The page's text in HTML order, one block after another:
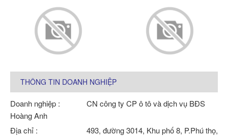
THÔNG TIN DOANH NGHIỆP
Doanh nghiệp :
CN công ty CP ô tô và dịch vụ BĐS
Hoàng Anh
Địa chỉ :
493, đường 3014, Khu phố 8, P.Phú thọ,